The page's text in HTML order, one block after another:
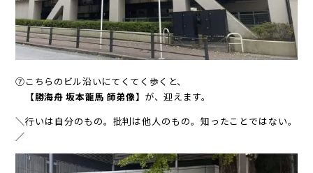
⑦こちらのビル沿いにてくてく歩くと、
【勝海舟 坂本龍馬 師弟像】 が、迎えます。
＼行いは自分のもの。批判は他人のもの。知ったことではない。
／